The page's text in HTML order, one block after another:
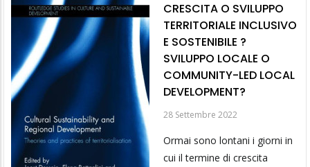
CRESCITA O SVILUPPO
TERRITORIALE INCLUSIVO
E SOSTENIBILE ?
SVILUPPO LOCALE O
COMMUNITY-LED LOCAL
DEVELOPMENT?
28 Settembre 2022
Ormai sono lontani i giorni in
cui il termine di crescita